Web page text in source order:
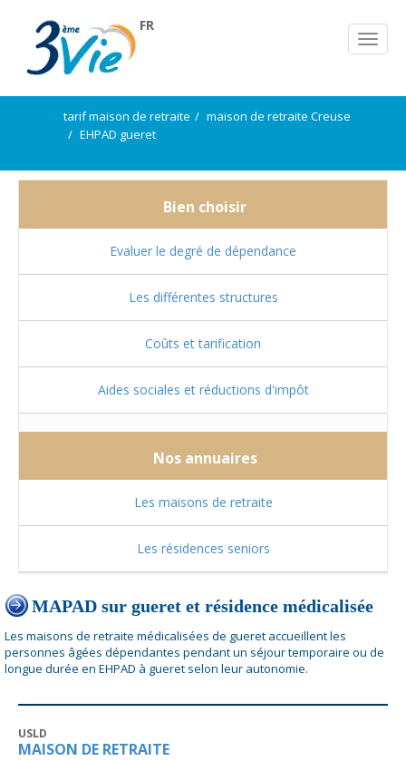
FR
tarif maison de retraite
maison de retraite Creuse
EHPAD gueret
Bien choisir
Evaluer le degré de dépendance
Les différentes structures
Coûts et tarification
Aides sociales et réductions d'impôt
Nos annuaires
Les maisons de retraite
Les résidences seniors
MAPAD sur gueret et résidence médicalisée
Les maisons de retraite médicalisées de gueret accueillent les
personnes âgées dépendantes pendant un séjour temporaire ou de
longue durée en EHPAD à gueret selon leur autonomie.
USLD
MAISON DE RETRAITE